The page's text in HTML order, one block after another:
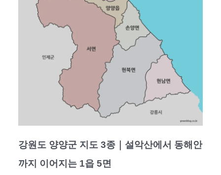
강원도 양양군 지도 3종｜설악산에서 동해안
까지 이어지는 1읍 5면